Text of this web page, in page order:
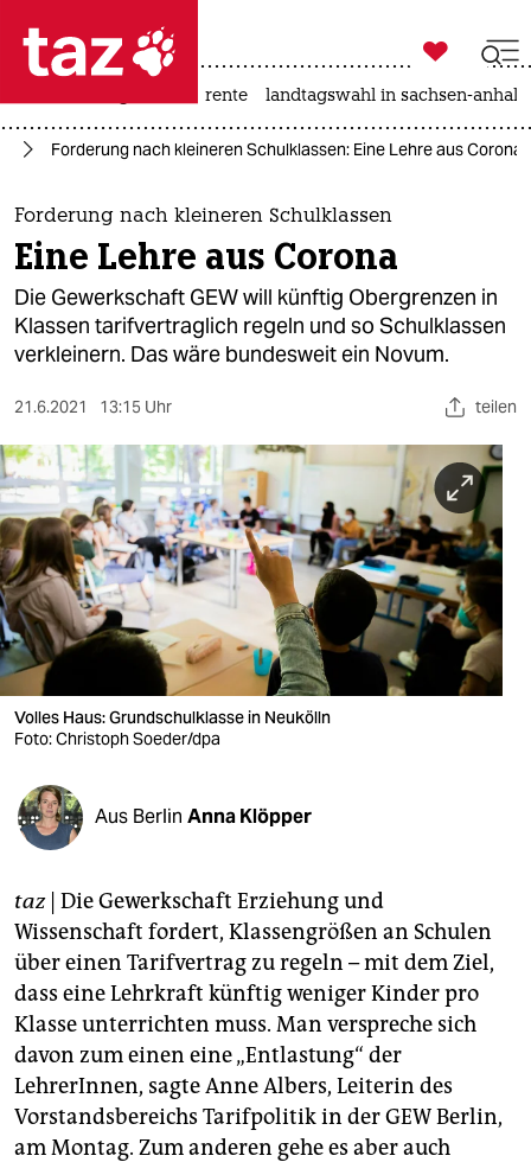
 taz zahl ich
taz zahl ich
themen
politik
öko
sport
berlin
nord
wahrheit
verlag
verlag
veranstaltungen
shop
unterstützen
abo
genossenschaft
epaper login

taz zahl ich
rente landtagswahl in sachsen-anhalt
Forderung nach kleineren Schulklassen: Eine Lehre aus Corona
Forderung nach kleineren Schulklassen
Eine Lehre aus Corona
Die Gewerkschaft GEW will künftig Obergrenzen in
Klassen tarifvertraglich regeln und so Schulklassen
verkleinern. Das wäre bundesweit ein Novum.
21.6.2021 13:15 Uhr teilen
Volles Haus: Grundschulklasse in Neukölln
Foto: Christoph Soeder/dpa
Aus Berlin Anna Klöpper
taz| Die Gewerkschaft Erziehung und
Wissenschaft fordert, Klassengrößen an Schulen
über einen Tarifvertrag zu regeln – mit dem Ziel,
dass eine Lehrkraft künftig weniger Kinder pro
Klasse unterrichten muss. Man verspreche sich
davon zum einen eine „Entlastung“ der
LehrerInnen, sagte Anne Albers, Leiterin des
Vorstandsbereichs Tarifpolitik in der GEW Berlin,
am Montag. Zum anderen gehe es aber auch